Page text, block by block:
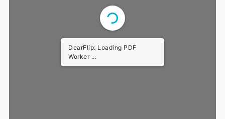
DearFlip: Loading PDF
Worker ...